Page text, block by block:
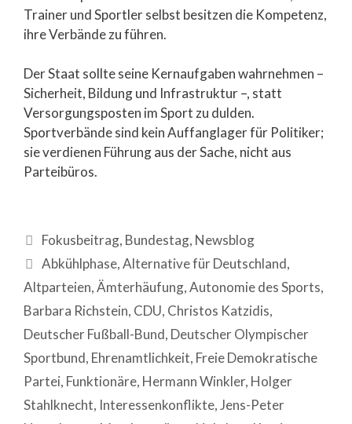
Trainer und Sportler selbst besitzen die Kompetenz,
ihre Verbände zu führen.
Der Staat sollte seine Kernaufgaben wahrnehmen –
Sicherheit, Bildung und Infrastruktur –, statt
Versorgungsposten im Sport zu dulden.
Sportverbände sind kein Auffanglager für Politiker;
sie verdienen Führung aus der Sache, nicht aus
Parteibüros.
Fokusbeitrag, Bundestag, Newsblog
Abkühlphase,Alternative für Deutschland,
Altparteien,Ämterhäufung,Autonomie des Sports,
Barbara Richstein, CDU, Christos Katzidis,
Deutscher Fußball-Bund, Deutscher Olympischer
Sportbund, Ehrenamtlichkeit, Freie Demokratische
Partei, Funktionäre, Hermann Winkler, Holger
Stahlknecht, Interessenkonflikte,Jens-Peter